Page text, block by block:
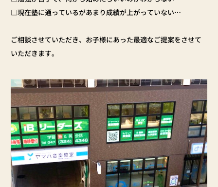
□現在塾に通っているがあまり成績が上がっていない…
ご相談させていただき、お子様にあった最適なご提案をさせて
いただきます。